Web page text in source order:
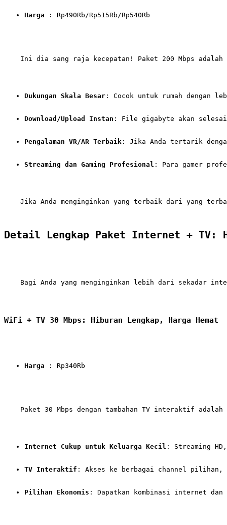
Harga : Rp490Rb/Rp515Rb/Rp540Rb
Ini dia sang raja kecepatan! Paket 200 Mbps
Dukungan Skala Besar : Cocok untuk rumah dengan
Download/Upload Instan : File gigabyte akan selesai
Pengalaman VR/AR Terbaik : Jika Anda tertarik
Streaming dan Gaming Profesional : Para gamer
Jika Anda menginginkan yang terbaik dari yang
Detail Lengkap Paket Internet + TV:
Bagi Anda yang menginginkan lebih dari sekadar
WiFi + TV 30 Mbps: Hiburan Lengkap, Harga Hemat
Harga : Rp340Rb
Paket 30 Mbps dengan tambahan TV interaktif
Internet Cukup untuk Keluarga Kecil : Streaming
TV Interaktif : Akses ke berbagai channel
Pilihan Ekonomis : Dapatkan kombinasi internet dan